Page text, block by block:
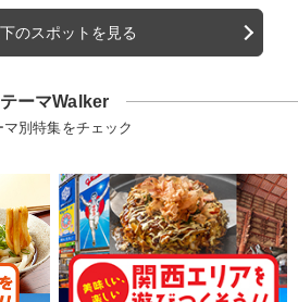
のスポットを見る
テーマWalker
マ別特集をチェック